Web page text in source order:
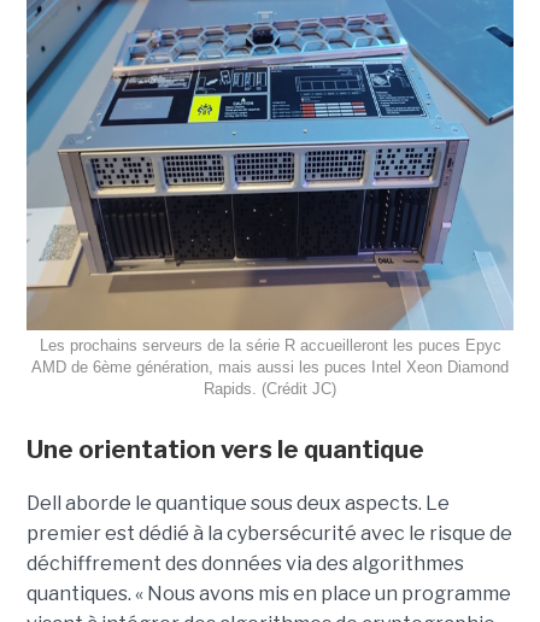
Les prochains serveurs de la série R accueilleront les puces Epyc
AMD de 6ème génération, mais aussi les puces Intel Xeon Diamond
Rapids. (Crédit JC)
Une orientation vers le quantique
Dell aborde le quantique sous deux aspects. Le
premier est dédié à la cybersécurité avec le risque de
déchiffrement des données via des algorithmes
quantiques. « Nous avons mis en place un programme